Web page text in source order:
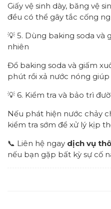
Giấy vệ sinh dày, băng vệ
đều có thể gây tắc cống
💡 5. Dùng baking soda và
nhiên
Đổ baking soda và giấm
phút rồi xả nước nóng
💡 6. Kiểm tra và bảo trì
Nếu phát hiện nước chảy
kiểm tra sớm để xử lý kịp
📞 Liên hệ ngay dịch vụ
nếu bạn gặp bất kỳ sự cố